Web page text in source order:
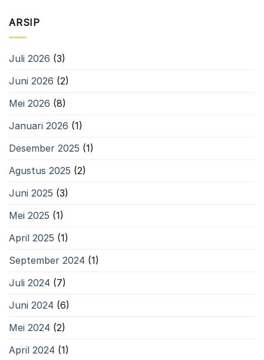
ARSIP
Juli 2026 (3)
Juni 2026 (2)
Mei 2026 (8)
Januari 2026 (1)
Desember 2025 (1)
Agustus 2025 (2)
Juni 2025 (3)
Mei 2025 (1)
April 2025 (1)
September 2024 (1)
Juli 2024 (7)
Juni 2024 (6)
Mei 2024 (2)
April 2024 (1)